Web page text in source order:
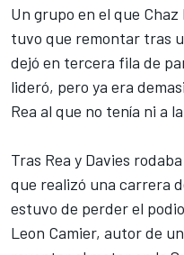
Un grupo en el que
tuvo que remontar tras
dejó en tercera fila de
lideró, pero ya era
Rea al que no tenía ni a
Tras Rea y Davies
que realizó una carrera
estuvo de perder el
Leon Camier, autor de